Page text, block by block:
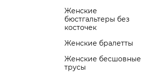
Женские
бюстгальтеры без
косточек
Женские бралетты
Женские бесшовные
трусы